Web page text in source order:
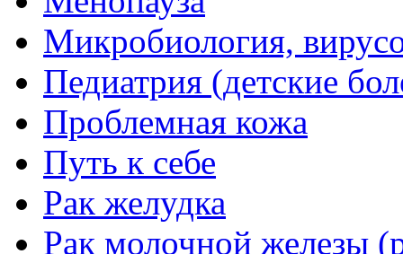
Микробиология,
Педиатрия (детские
Проблемная кожа
Путь к себе
Рак желудка
Рак молочной железы